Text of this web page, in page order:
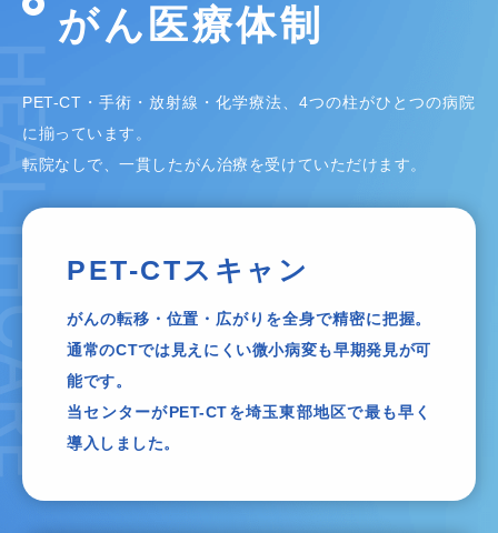
がん医療体制
PET-CT・手術・放射線・化学療法、4つの柱がひとつの病院
に揃っています。
転院なしで、一貫したがん治療を受けていただけます。
PET-CTスキャン
がんの転移・位置・広がりを全身で精密に把握。
通常のCTでは見えにくい微小病変も早期発見が可
能です。
当センターがPET-CTを埼玉東部地区で最も早く
導入しました。